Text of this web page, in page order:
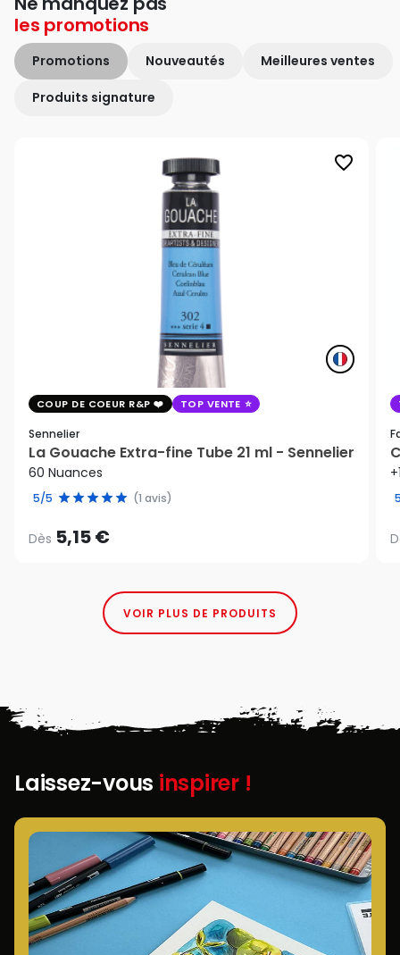
les promotions
Promotions Nouveautés Meilleures ventes
Produits signature
favorite_border
COUP DE COEUR R&P TOP VENTE
Sennelier
La Gouache Extra-fine Tube 21 ml - Sennelier
60 Nuances
5/5 (1 avis)
Dès 5,15 €
VOIR PLUS DE PRODUITS
Laissez-vous inspirer !